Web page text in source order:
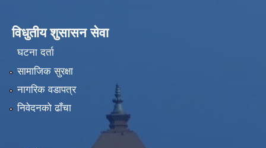
विधुतीय शुसासन सेवा
घटना दर्ता
सामाजिक सुरक्षा
नागरिक वडापत्र
निवेदनको ढाँचा